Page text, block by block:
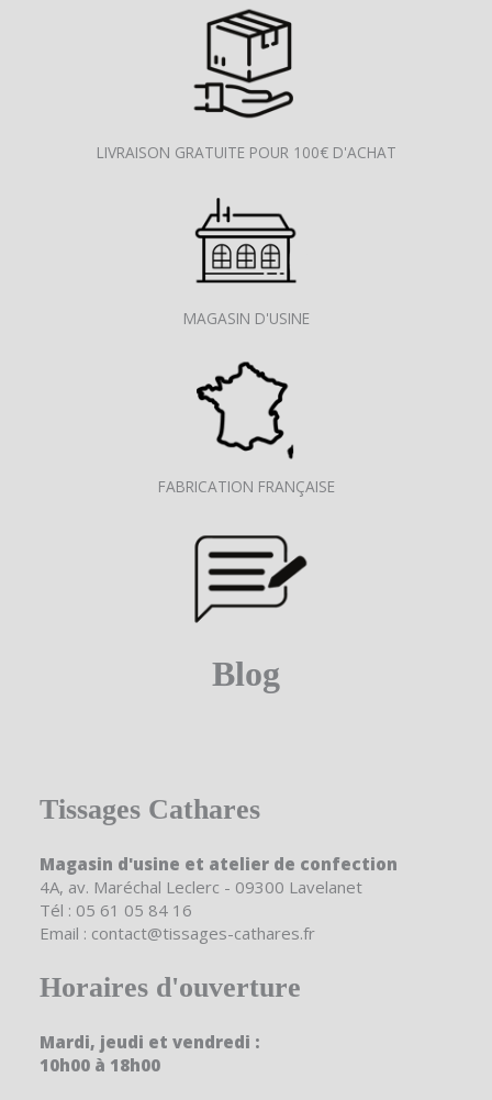
LIVRAISON GRATUITE POUR 100€ D'ACHAT
MAGASIN D'USINE
FABRICATION FRANÇAISE
Blog
Tissages Cathares
Magasin d'usine et atelier de confection
4A, av. Maréchal Leclerc - 09300 Lavelanet
Tél : 05 61 05 84 16
Email : contact@tissages-cathares.fr
Horaires d'ouverture
Mardi, jeudi et vendredi :
10h00 à 18h00